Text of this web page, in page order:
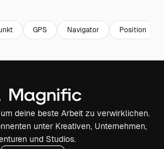
GPS Navigator Position
deine beste Arbeit zu verwirklichen.
unter Kreativen, Unternehmen,
und Studios.